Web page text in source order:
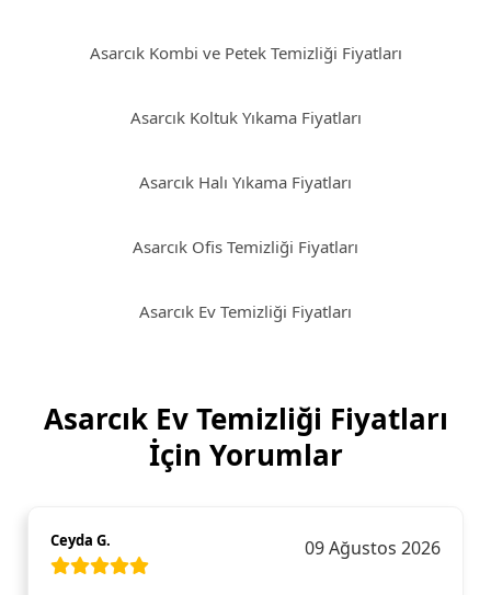
Asarcık Kombi ve Petek Temizliği Fiyatları
Asarcık Koltuk Yıkama Fiyatları
Asarcık Halı Yıkama Fiyatları
Asarcık Ofis Temizliği Fiyatları
Asarcık Ev Temizliği Fiyatları
Asarcık Ev Temizliği Fiyatları
İçin Yorumlar
Ceyda G. 09 Ağustos 2026